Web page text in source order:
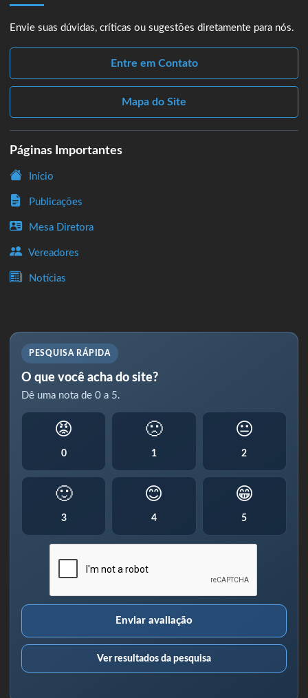
Envie suas dúvidas, críticas ou sugestões diretamente para nós.
Entre em Contato
Mapa do Site
Páginas Importantes
Início
Publicações
Mesa Diretora
Vereadores
Notícias
PESQUISA RÁPIDA
O que você acha do site?
Dê uma nota de 0 a 5.
😡
0
🙁
1
😐
2
🙂
3
😊
4
😁
5
Enviar avaliação
Ver resultados da pesquisa